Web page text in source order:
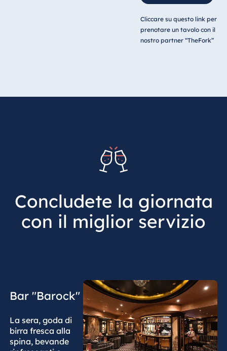
Cliccare su questo link per
prenotare un tavolo con il
nostro partner “TheFork”
Concludete la giornata
con il miglior servizio
Bar "Barock"
La sera, goda di
birra fresca alla
spina, bevande